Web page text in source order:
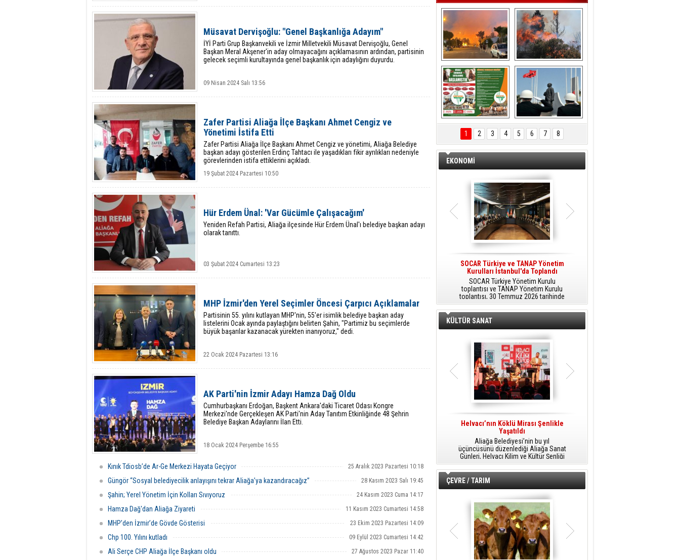
Müsavat Dervişoğlu: "Genel Başkanlığa Adayım"
İYİ Parti Grup Başkanvekili ve İzmir Milletvekili Müsavat Dervişoğlu, Genel
Başkan Meral Akşener'in aday olmayacağını açıklamasının ardından, partisinin
gelecek seçimli kurultayında genel başkanlık için adaylığını duyurdu.
09 Nisan 2024 Salı 13:56
Zafer Partisi Aliağa İlçe Başkanı Ahmet Cengiz ve
Yönetimi İstifa Etti
Zafer Partisi Aliağa İlçe Başkanı Ahmet Cengiz ve yönetimi, Aliağa Belediye
başkan adayı gösterilen Erdinç Tahtacı ile yaşadıkları fikir ayrılıkları nedeniyle
görevlerinden istifa ettiklerini açıkladı.
19 Şubat 2024 Pazartesi 10:50
Hür Erdem Ünal: 'Var Gücümle Çalışacağım'
Yeniden Refah Partisi, Aliağa ilçesinde Hür Erdem Ünal'ı belediye başkan adayı
olarak tanıttı.
03 Şubat 2024 Cumartesi 13:23
MHP İzmir'den Yerel Seçimler Öncesi Çarpıcı Açıklamalar
Partisinin 55. yılını kutlayan MHP'nin, 55'er isimlik belediye başkan aday
listelerini Ocak ayında paylaştığını belirten Şahin, "Partimiz bu seçimlerde
büyük başarılar kazanacak yürekten inanıyoruz," dedi.
22 Ocak 2024 Pazartesi 13:16
AK Parti'nin İzmir Adayı Hamza Dağ Oldu
Cumhurbaşkanı Erdoğan, Başkent Ankara'daki Ticaret Odası Kongre
Merkezi'nde Gerçekleşen AK Parti'nin Aday Tanıtım Etkinliğinde 48 Şehrin
Belediye Başkan Adaylarını İlan Etti.
18 Ocak 2024 Perşembe 16:55
Kınık Tdiosb’de Ar-Ge Merkezi Hayata Geçiyor 25 Aralık 2023 Pazartesi 10:18
Güngör “Sosyal belediyecilik anlayışını tekrar Aliağa’ya kazandıracağız” 28 Kasım 2023 Salı 19:45
Şahin; Yerel Yönetim İçin Kolları Sıvıyoruz 24 Kasım 2023 Cuma 14:17
Hamza Dağ'dan Aliağa Ziyareti 11 Kasım 2023 Cumartesi 14:58
MHP’den İzmir’de Gövde Gösterisi 23 Ekim 2023 Pazartesi 14:09
Chp 100. Yılını kutladı 09 Eylül 2023 Cumartesi 14:42
Ali Serçe CHP Aliağa İlçe Başkanı oldu 27 Ağustos 2023 Pazar 11:40
Aliağa ‘da  otluk
alanda çıkan
yangın evlere
sıçramadan
söndürüldü
Aliağa'nın Ciğerleri
ÖNAL TARIM
TANITIM FİLMİ
Aliağa'da Polis
Haftası Kutlandı
1 2 3 4 5 6 7 8
EKONOMİ
SOCAR Türkiye ve TANAP Yönetim
Kurulları İstanbul'da Toplandı
SOCAR Türkiye Yönetim Kurulu
toplantısı ve TANAP Yönetim Kurulu
toplantısı, 30 Temmuz 2026 tarihinde
İstanbul’da gerçekleştirildi.
hidrojen teknolojileri alanında yenilikçi
projelere öncülük ediyor.
KÜLTÜR SANAT
Helvacı’nın Köklü Mirası Şenlikle
Yaşatıldı
Aliağa Belediyesi’nin bu yıl
üçüncüsünü düzenlediği Aliağa Sanat
Günleri, Helvacı Kilim ve Kültür Şenliği
ile Helvacı’da renkli bir güne sahne
oldu.
birbirinden renkli etkinliklerle devam
ÇEVRE / TARIM